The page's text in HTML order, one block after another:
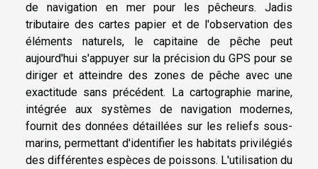
de navigation en mer pour les pêcheurs. Jadis
tributaire des cartes papier et de l'observation des
éléments naturels, le capitaine de pêche peut
aujourd'hui s'appuyer sur la précision du GPS pour se
diriger et atteindre des zones de pêche avec une
exactitude sans précédent. La cartographie marine,
intégrée aux systèmes de navigation modernes,
fournit des données détaillées sur les reliefs sous-
marins, permettant d'identifier les habitats privilégiés
des différentes espèces de poissons. L'utilisation du